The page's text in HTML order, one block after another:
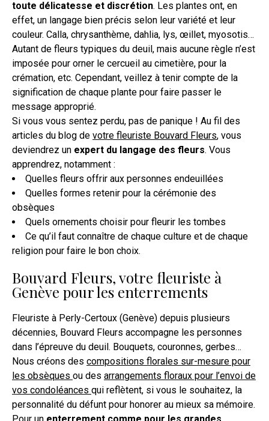
toute délicatesse et discrétion. Les plantes ont, en
effet, un langage bien précis selon leur variété et leur
couleur. Calla, chrysanthème, dahlia, lys, œillet, myosotis…
Autant de fleurs typiques du deuil, mais aucune règle n’est
imposée pour orner le cercueil au cimetière, pour la
crémation, etc. Cependant, veillez à tenir compte de la
signification de chaque plante pour faire passer le
message approprié.
Si vous vous sentez perdu, pas de panique ! Au fil des
articles du blog de votre fleuriste Bouvard Fleurs, vous
deviendrez un expert du langage des fleurs. Vous
apprendrez, notamment :
Quelles fleurs offrir aux personnes endeuillées
Quelles formes retenir pour la cérémonie des
obsèques
Quels ornements choisir pour fleurir les tombes
Ce qu’il faut connaître de chaque culture et de chaque
religion pour faire le bon choix.
Bouvard Fleurs, votre fleuriste à
Genève pour les enterrements
Fleuriste à Perly-Certoux (Genève) depuis plusieurs
décennies, Bouvard Fleurs accompagne les personnes
dans l’épreuve du deuil. Bouquets, couronnes, gerbes…
Nous créons des compositions florales sur-mesure pour
les obsèques ou des arrangements floraux pour l’envoi de
vos condoléances qui reflètent, si vous le souhaitez, la
personnalité du défunt pour honorer au mieux sa mémoire.